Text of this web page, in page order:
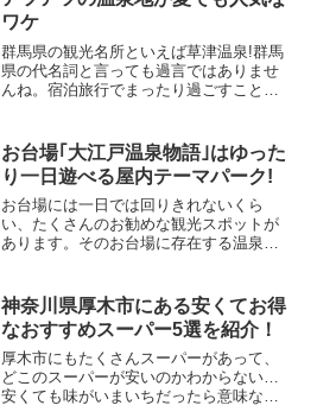
ワケ
群馬県の観光名所といえば草津温泉!群馬
県の代名詞と言っても過言ではありませ
んね。宿泊旅行でまったり過ごすことは
ば、秋の紅葉を眺めながら、雪景色を眺
めながら、など、秋・冬の...
お台場｢大江戸温泉物語｣はゆった
り一日遊べる屋内テーマパーク!
お台場には一日では回りきれないくら
い、たくさんのお勧めな観光スポットが
あります。そのお台場に存在する温泉施
物屋さんもたくさんあります。それ以外
にも、くつろげるお座敷があ...
神奈川県厚木市にある安くてお得
なおすすめスーパー5選を紹介！
厚木市にもたくさんスーパーがあって、
どこのスーパーが安いのかわからない…
安くても味がいまいちだったら意味ない